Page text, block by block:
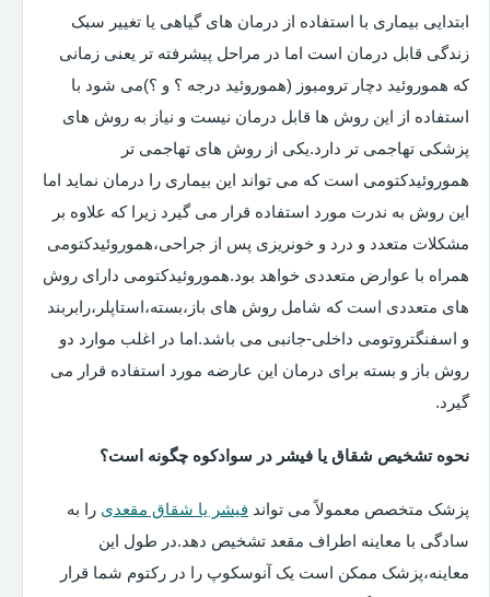
ابتدایی بیماری با استفاده از درمان های گیاهی یا تغییر سبک
زندگی قابل درمان است اما در مراحل پیشرفته تر یعنی زمانی
که هموروئید دچار ترومبوز (هموروئید درجه ؟ و ؟)می شود با
استفاده از این روش ها قابل درمان نیست و نیاز به روش های
پزشکی تهاجمی تر دارد.یکی از روش های تهاجمی تر
هموروئیدکتومی است که می تواند این بیماری را درمان نماید اما
این روش به ندرت مورد استفاده قرار می گیرد زیرا که علاوه بر
مشکلات متعدد و درد و خونریزی پس از جراحی،هموروئیدکتومی
همراه با عوارض متعددی خواهد بود.هموروئیدکتومی دارای روش
های متعددی است که شامل روش های باز،بسته،استاپلر،رابربند
و اسفنگتروتومی داخلی-جانبی می باشد.اما در اغلب موارد دو
روش باز و بسته برای درمان این عارضه مورد استفاده قرار می
گیرد.
نحوه تشخیص شقاق یا فیشر در سوادکوه چگونه است؟
پزشک متخصص معمولاً می تواند فیشر یا شقاق مقعدی را به
سادگی با معاینه اطراف مقعد تشخیص دهد.در طول این
معاینه،پزشک ممکن است یک آنوسکوپ را در رکتوم شما قرار